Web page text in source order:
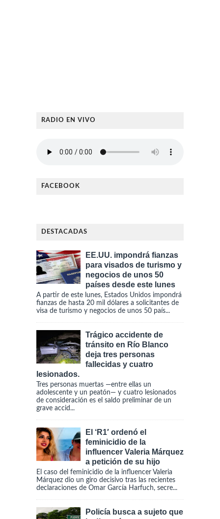
RADIO EN VIVO
FACEBOOK
DESTACADAS
EE.UU. impondrá fianzas
para visados de turismo y
negocios de unos 50
países desde este lunes
A partir de este lunes, Estados Unidos impondrá
fianzas de hasta 20 mil dólares a solicitantes de
visa de turismo y negocios de unos 50 país...
Trágico accidente de
tránsito en Río Blanco
deja tres personas
fallecidas y cuatro
lesionados.
Tres personas muertas —entre ellas un
adolescente y un peatón— y cuatro lesionados
de consideración es el saldo preliminar de un
grave accid...
El ‘R1′ ordenó el
feminicidio de la
influencer Valeria Márquez
a petición de su hijo
El caso del feminicidio de la influencer Valeria
Márquez dio un giro decisivo tras las recientes
declaraciones de Omar García Harfuch, secre...
Policía busca a sujeto que